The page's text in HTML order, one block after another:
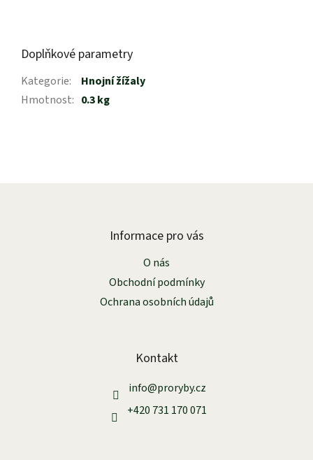
Doplňkové parametry
Kategorie:
Hnojní žížaly
Hmotnost: 0.3 kg
Informace pro vás
O nás
Obchodní podmínky
Ochrana osobních údajů
Kontakt
info@proryby.cz
+420 731 170 071